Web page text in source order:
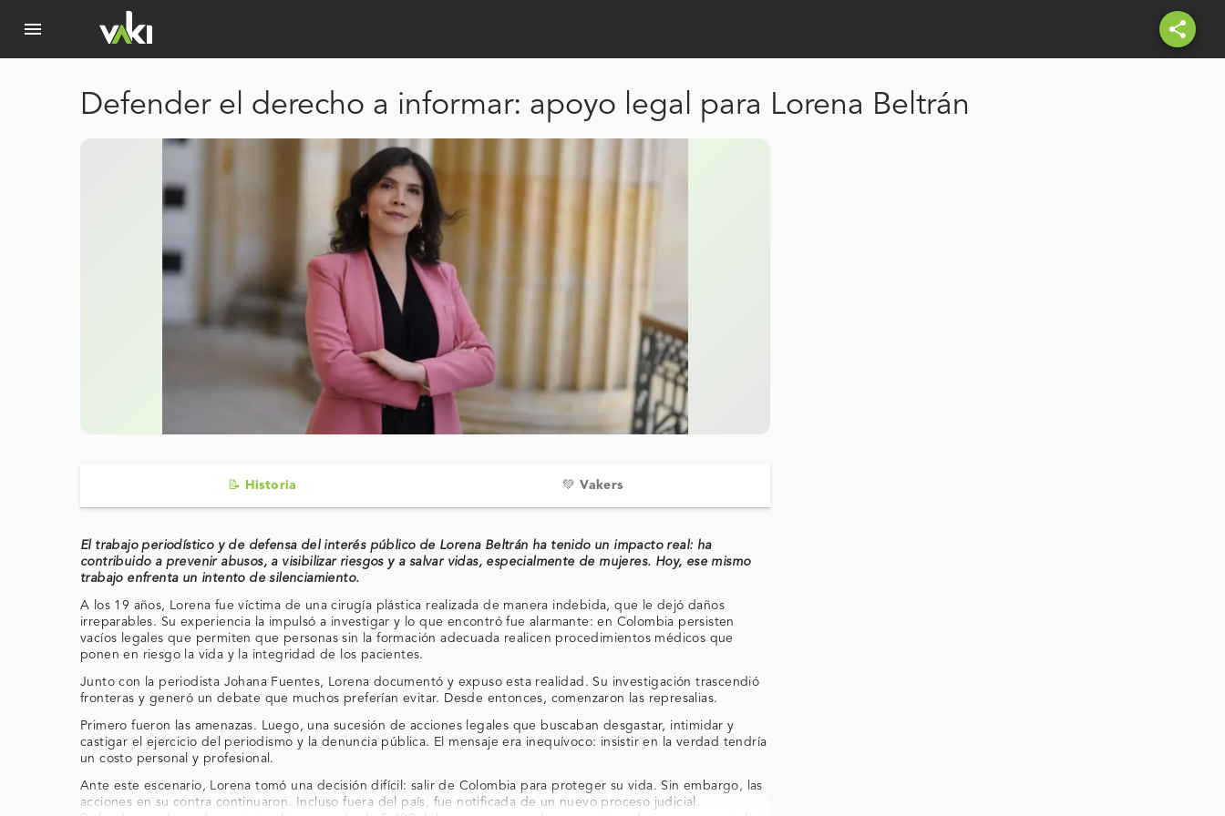
menu share
Defender el derecho a informar: apoyo legal para Lorena Beltrán
📝 Historia 💚 Vakers
El trabajo periodístico y de defensa del interés público de Lorena Beltrán ha tenido un impacto real: ha
contribuido a prevenir abusos, a visibilizar riesgos y a salvar vidas, especialmente de mujeres. Hoy, ese mismo
trabajo enfrenta un intento de silenciamiento.
A los 19 años, Lorena fue víctima de una cirugía plástica realizada de manera indebida, que le dejó daños
irreparables. Su experiencia la impulsó a investigar y lo que encontró fue alarmante: en Colombia persisten
vacíos legales que permiten que personas sin la formación adecuada realicen procedimientos médicos que
ponen en riesgo la vida y la integridad de los pacientes.
Junto con la periodista Johana Fuentes, Lorena documentó y expuso esta realidad. Su investigación trascendió
fronteras y generó un debate que muchos preferían evitar. Desde entonces, comenzaron las represalias.
Primero fueron las amenazas. Luego, una sucesión de acciones legales que buscaban desgastar, intimidar y
castigar el ejercicio del periodismo y la denuncia pública. El mensaje era inequívoco: insistir en la verdad tendría
un costo personal y profesional.
Ante este escenario, Lorena tomó una decisión difícil: salir de Colombia para proteger su vida. Sin embargo, las
acciones en su contra continuaron. Incluso fuera del país, fue notificada de un nuevo proceso judicial.